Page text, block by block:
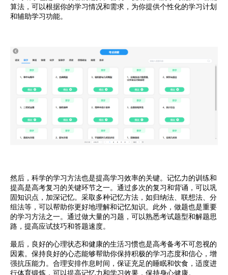
算法，可以根据你的学习情况和需求，为你提供个性化的学习计划
和辅助学习功能。
然后，科学的学习方法也是提高学习效率的关键。记忆力的训练和
提高是高考复习的关键环节之一。通过多次的复习和背诵，可以巩
固知识点，加深记忆。采取多种记忆方法，如归纳法、联想法、分
组法等，可以帮助你更好地理解和记忆知识。此外，做题也是重要
的学习方法之一。通过做大量的习题，可以熟悉考试题型和解题思
路，提高应试技巧和答题速度。
最后，良好的心理状态和健康的生活习惯也是高考备考不可忽视的
因素。保持良好的心态能够帮助你保持积极的学习态度和信心，增
强抗压能力。合理安排作息时间，保证充足的睡眠和饮食，适度进
行体育锻炼，可以提高记忆力和学习效果，保持身心健康。